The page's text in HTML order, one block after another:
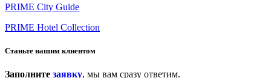
PRIME City Guide
PRIME Hotel Collection
Станьте нашим клиентом
Заполните заявку, мы вам сразу ответим.